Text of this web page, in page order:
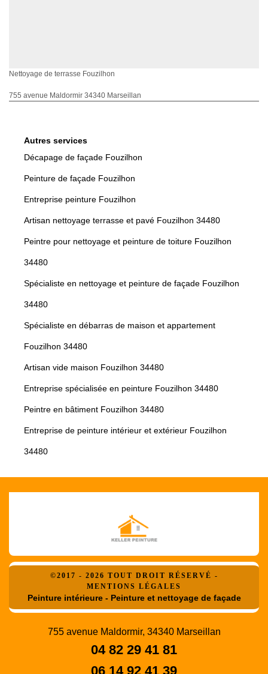
Nettoyage de terrasse Fouzilhon
755 avenue Maldormir 34340 Marseillan
Autres services
Décapage de façade Fouzilhon
Peinture de façade Fouzilhon
Entreprise peinture Fouzilhon
Artisan nettoyage terrasse et pavé Fouzilhon 34480
Peintre pour nettoyage et peinture de toiture Fouzilhon
34480
Spécialiste en nettoyage et peinture de façade Fouzilhon
34480
Spécialiste en débarras de maison et appartement
Fouzilhon 34480
Artisan vide maison Fouzilhon 34480
Entreprise spécialisée en peinture Fouzilhon 34480
Peintre en bâtiment Fouzilhon 34480
Entreprise de peinture intérieur et extérieur Fouzilhon
34480
©2017 - 2026 TOUT DROIT RÉSERVÉ -
MENTIONS LÉGALES
Peinture intérieure - Peinture et nettoyage de façade
755 avenue Maldormir, 34340 Marseillan
04 82 29 41 81
06 14 92 41 39